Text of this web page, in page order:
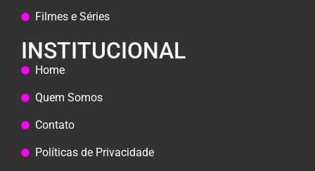
Filmes e Séries
INSTITUCIONAL
Home
Quem Somos
Contato
Políticas de Privacidade